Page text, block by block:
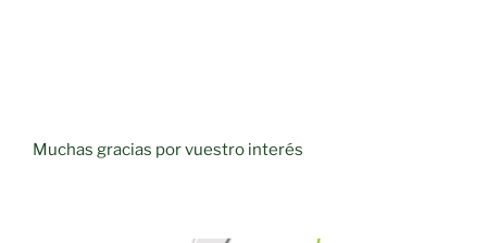
Muchas gracias por vuestro interés